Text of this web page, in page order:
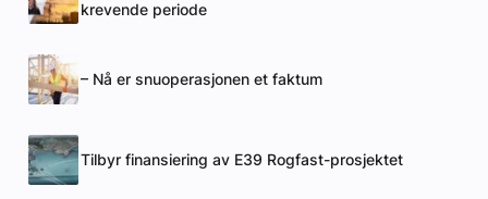
krevende periode
– Nå er snuoperasjonen et faktum
Tilbyr finansiering av E39 Rogfast-prosjektet